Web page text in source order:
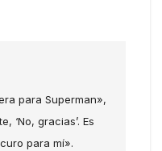
para Superman»,
‘No, gracias’. Es
para mí».